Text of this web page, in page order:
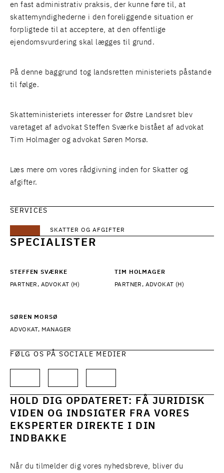
en fast administrativ praksis, der kunne føre til, at
skattemyndighederne i den foreliggende situation er
forpligtede til at acceptere, at den offentlige
ejendomsvurdering skal lægges til grund.
På denne baggrund tog landsretten ministeriets påstande
til følge.
Skatteministeriets interesser for Østre Landsret blev
varetaget af advokat Steffen Sværke bistået af advokat
Tim Holmagerog advokat Søren Morsø.
Læs mere om vores rådgivning inden for Skatter og
afgifter.
SERVICES
SKATTER OG AFGIFTER
SPECIALISTER
STEFFEN SVÆRKE
PARTNER, ADVOKAT (H)
TIM HOLMAGER
PARTNER, ADVOKAT (H)
SØREN MORSØ
ADVOKAT, MANAGER
FØLG OS PÅ SOCIALE MEDIER
HOLD DIG OPDATERET: FÅ JURIDISK
VIDEN OG INDSIGTER FRA VORES
EKSPERTER DIREKTE I DIN
INDBAKKE
Når du tilmelder dig vores nyhedsbreve, bliver du